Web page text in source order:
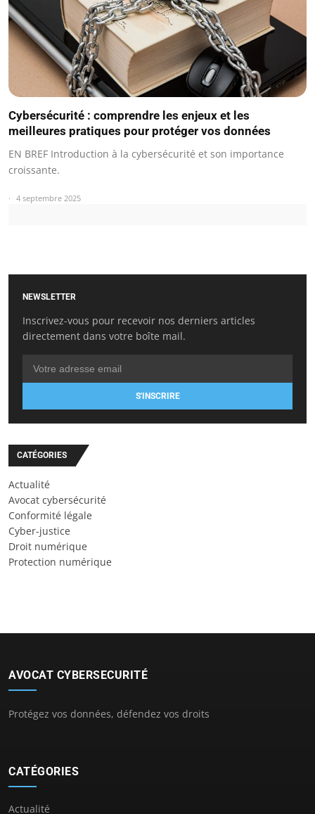
Cybersécurité : comprendre les enjeux et les
meilleures pratiques pour protéger vos données
EN BREF Introduction à la cybersécurité et son importance
croissante.
4 septembre 2025
NEWSLETTER
Inscrivez-vous pour recevoir nos derniers articles
directement dans votre boîte mail.
S'INSCRIRE
CATÉGORIES
Actualité
Avocat cybersécurité
Conformité légale
Cyber-justice
Droit numérique
Protection numérique
AVOCAT CYBERSECURITÉ
Protégez vos données, défendez vos droits
CATÉGORIES
Actualité